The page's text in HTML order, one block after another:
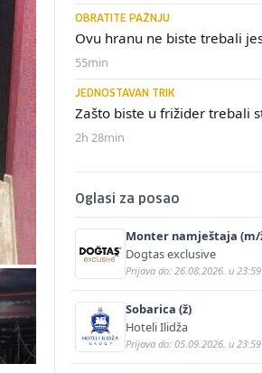
OBRATITE PAŽNJU
Ovu hranu ne biste trebali
55min
JEDNOSTAVAN TRIK
Zašto biste u frižider trebali
2h 28min
Oglasi za posao
Monter namještaja (m/
Dogtas exclusive
Prijava do: 26.08.2026. u 23:59
Sobarica (ž)
Hoteli Ilidža
Prijava do: 05.09.2026. u 23:59